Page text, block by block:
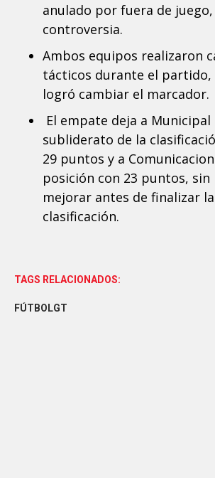
anulado por fuera de
controversia.
Ambos equipos realizaron
tácticos durante el
logró cambiar el marcador.
El empate deja a Municipal
subliderato de la
29 puntos y a
posición con 23 puntos,
mejorar antes de finalizar
clasificación.
TAGS RELACIONADOS:
FÚTBOLGT